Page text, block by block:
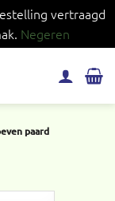
vertraagd
Negeren
paard